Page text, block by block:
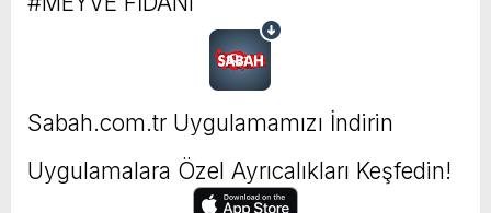
Sabah.com.tr Uygulamamızı İndirin
Uygulamalara Özel Ayrıcalıkları Keşfedin!